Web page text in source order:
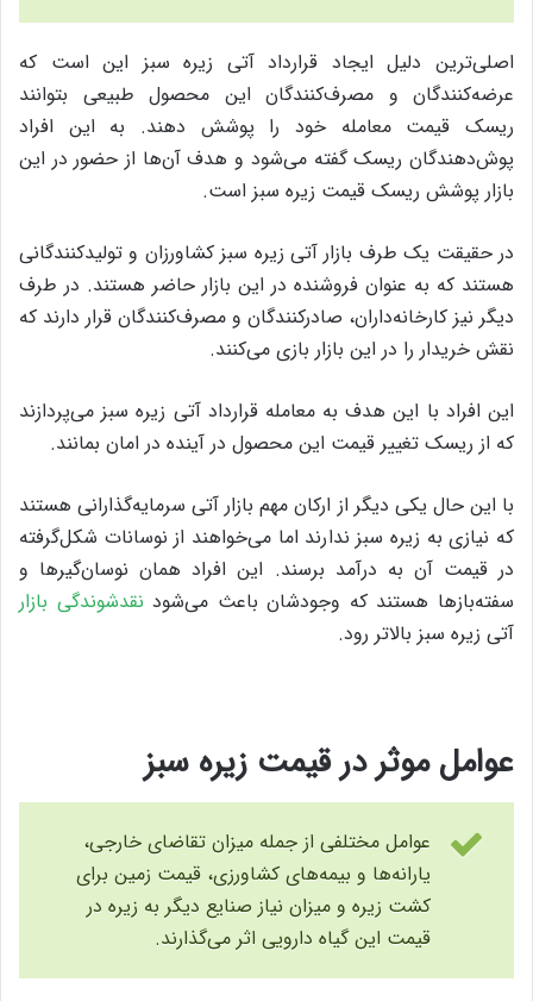
اصلی‌ترین دلیل ایجاد قرارداد آتی زیره سبز این است که
عرضه‌کنندگان و مصرف‌کنندگان این محصول طبیعی بتوانند
ریسک قیمت معامله خود را پوشش دهند. به این افراد
پوش‌دهندگان ریسک گفته می‌شود و هدف آن‌ها از حضور در این
بازار پوشش ریسک قیمت زیره سبز است.
در حقیقت یک طرف بازار آتی زیره سبز کشاورزان و تولیدکنندگانی
هستند که به عنوان فروشنده در این بازار حاضر هستند. در طرف
دیگر نیز کارخانه‌داران، صادرکنندگان و مصرف‌کنندگان قرار دارند که
نقش خریدار را در این بازار بازی می‌کنند.
این افراد با این هدف به معامله قرارداد آتی زیره سبز می‌پردازند
که از ریسک تغییر قیمت این محصول در آینده در امان بمانند.
با این حال یکی دیگر از ارکان مهم بازار آتی سرمایه‌گذارانی هستند
که نیازی به زیره سبز ندارند اما می‌خواهند از نوسانات شکل‌گرفته
در قیمت آن به درآمد برسند. این افراد همان نوسان‌گیرها و
سفته‌بازها هستند که وجودشان باعث می‌شود نقدشوندگی بازار
آتی زیره سبز بالاتر رود.
عوامل موثر در قیمت زیره سبز
عوامل مختلفی از جمله میزان تقاضای خارجی،
یارانه‌ها و بیمه‌های کشاورزی، قیمت زمین برای
کشت زیره و میزان نیاز صنایع دیگر به زیره در
قیمت این گیاه دارویی اثر می‌گذارند.